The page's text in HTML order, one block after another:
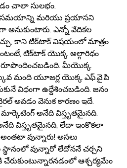
చాలా సులభం.
సమయాన్ని మరియు ప్రయాసని
అనుకుంటారు. ఎన్నో వేదికల
కాని టిక్‌టాక్‌ విషయంలో మాత్రం
టిక్‌టాక్‌ యొక్క అల్గారిథం
రూపొందించబడింది. మీయొక్క
మంది యూజర్ల యొక్క ఎఫ్.వై.పి
విధంగా ఉద్దేశించబడింది. జనం
అవడం వెనుక కారణం ఇదే.
మార్కెటింగ్ అనేది విస్తృతమైనది.
విస్తృతమైనది, లేదా ఇంకొకలా
అంతటా వున్నారు! అసలు
స్థానంలో వున్నారో లేదోననే చర్చని
చేరుకుంటున్నారనడంలో ఆశ్చర్యమేం